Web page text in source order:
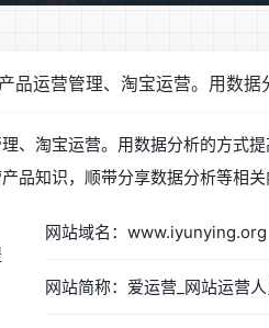
品运营管理、淘宝运营。用数据
、淘宝运营。用数据分析的方式
品知识，顺带分享数据分析等相关
网站域名：www.iyunying.org